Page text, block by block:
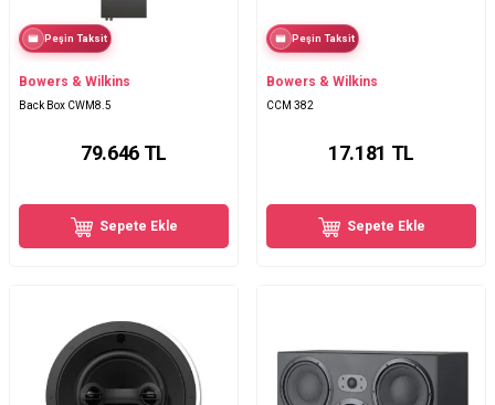
Peşin Taksit
Bowers & Wilkins
Back Box CWM8.5
79.646TL
Sepete Ekle
Peşin Taksit
Bowers & Wilkins
CCM 382
17.181 TL
Sepete Ekle